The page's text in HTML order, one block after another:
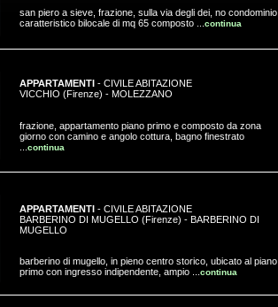
san piero a sieve, frazione, sulla via degli dei, no condominio,
caratteristico bilocale di mq 65 composto ... continua
APPARTAMENTI- CIVILE ABITAZIONE
VICCHIO (Firenze) - MOLEZZANO
frazione, appartamento piano primo e composto da zona
giorno con camino e angolo cottura, bagno finestrato
continua
APPARTAMENTI- CIVILE ABITAZIONE
BARBERINO DI MUGELLO (Firenze) - BARBERINO DI
MUGELLO
barberino di mugello, in pieno centro storico, ubicato al piano
primo con ingresso indipendente, ampio ... continua